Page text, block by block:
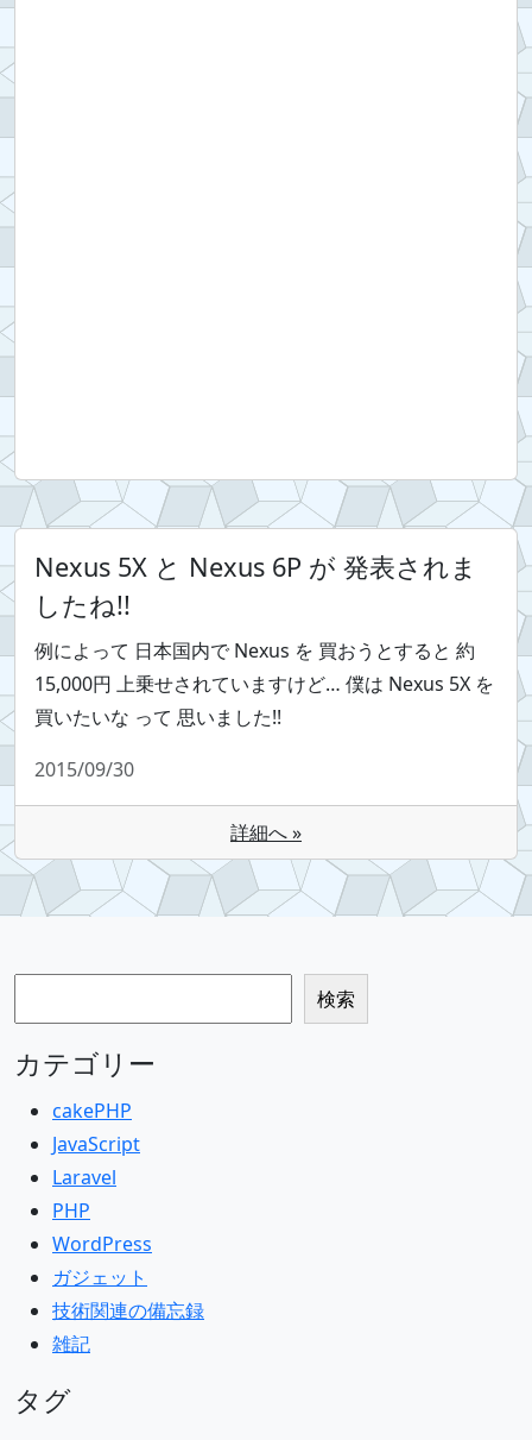
Nexus 5X と Nexus 6P が 発表されま
したね!!
例によって 日本国内で Nexus を 買おうとすると 約
15,000円 上乗せされていますけど… 僕は Nexus 5X を
買いたいな って 思いました!!
2015/09/30
詳細へ »
検索
カテゴリー
cakePHP
JavaScript
Laravel
PHP
WordPress
ガジェット
技術関連の備忘録
雑記
タグ